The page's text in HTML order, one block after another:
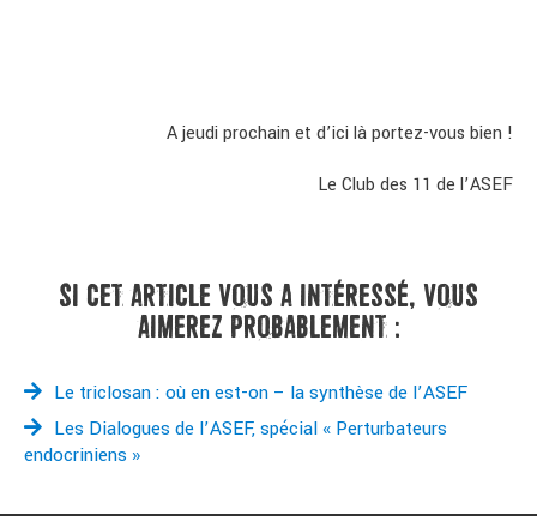
A jeudi prochain et d’ici là portez-vous bien !
Le Club des 11 de l’ASEF
SI CET ARTICLE VOUS A INTÉRESSÉ, VOUS
AIMEREZ PROBABLEMENT :
Le triclosan : où en est-on – la synthèse de l’ASEF
Les Dialogues de l’ASEF, spécial « Perturbateurs
endocriniens »